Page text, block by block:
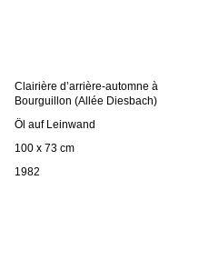
Clairière d’arrière-automne à
Bourguillon (Allée Diesbach)
Öl auf Leinwand
100 x 73 cm
1982